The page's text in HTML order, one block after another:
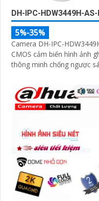
DH-IPC-HDW3449H-
5%-35%
Camera DH-IPC-
CMOS cảm biến hình ảnh
thông minh chống ngược